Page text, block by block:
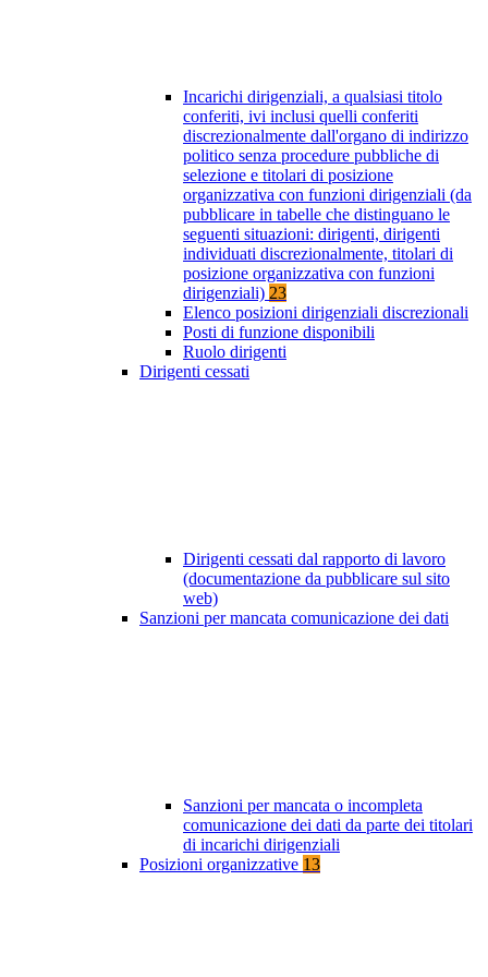
Incarichi dirigenziali, a qualsiasi titolo
conferiti, ivi inclusi quelli conferiti
discrezionalmente dall'organo di indirizzo
politico senza procedure pubbliche di
selezione e titolari di posizione
organizzativa con funzioni dirigenziali (da
pubblicare in tabelle che distinguano le
seguenti situazioni: dirigenti, dirigenti
individuati discrezionalmente, titolari di
posizione organizzativa con funzioni
dirigenziali) 23
Elenco posizioni dirigenziali discrezionali
Posti di funzione disponibili
Ruolo dirigenti
Dirigenti cessati
Dirigenti cessati dal rapporto di lavoro
(documentazione da pubblicare sul sito
web)
Sanzioni per mancata comunicazione dei dati
Sanzioni per mancata o incompleta
comunicazione dei dati da parte dei titolari
di incarichi dirigenziali
Posizioni organizzative 13